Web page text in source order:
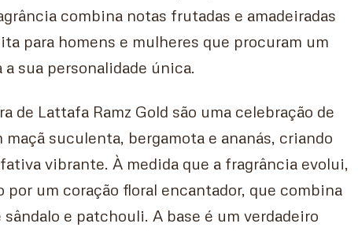
combina notas frutadas e amadeiradas
para homens e mulheres que procuram um
sua personalidade única.
de Lattafa Ramz Gold são uma celebração de
suculenta, bergamota e ananás, criando
vibrante. À medida que a fragrância evolui,
por um coração floral encantador, que combina
sândalo e patchouli. A base é um verdadeiro